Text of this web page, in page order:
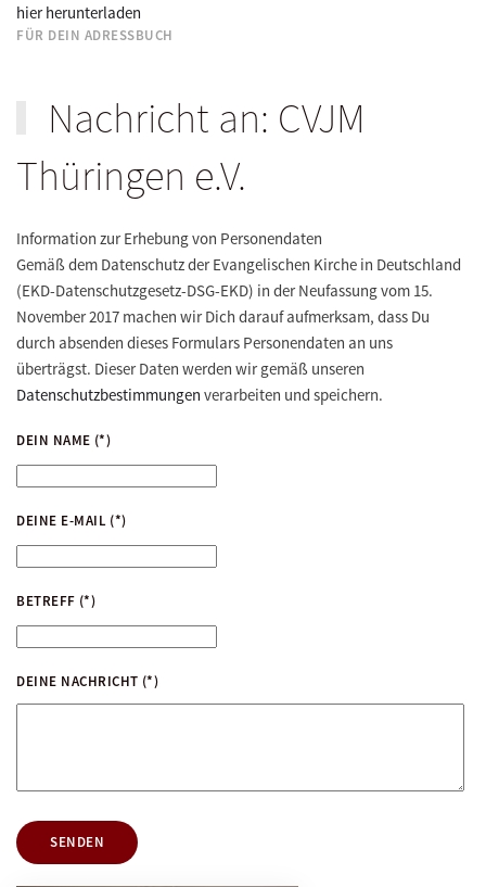
hier herunterladen
FÜR DEIN ADRESSBUCH
Nachricht an: CVJM
Thüringen e.V.
Information zur Erhebung von Personendaten
Gemäß dem Datenschutz der Evangelischen Kirche in Deutschland
(EKD-Datenschutzgesetz-DSG-EKD) in der Neufassung vom 15.
November 2017 machen wir Dich darauf aufmerksam, dass Du
durch absenden dieses Formulars Personendaten an uns
überträgst. Dieser Daten werden wir gemäß unseren
Datenschutzbestimmungen verarbeiten und speichern.
DEIN NAME (*)
DEINE E-MAIL (*)
BETREFF (*)
DEINE NACHRICHT (*)
SENDEN